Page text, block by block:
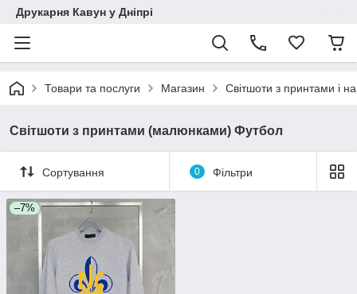
Друкарня Кавун у Дніпрі
Товари та послуги Магазин Світшоти з принтами і
Світшоти з принтами (малюнками) Футбол
Сортування 0 Фільтри
–7%